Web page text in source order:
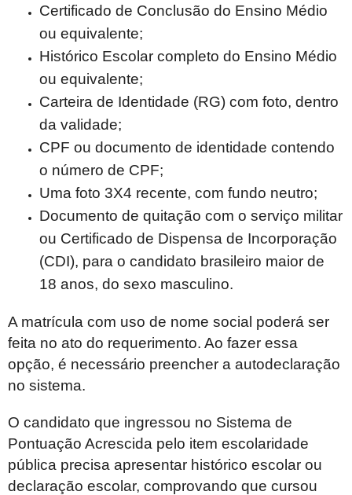
Certificado de Conclusão do Ensino Médio
ou equivalente;
Histórico Escolar completo do Ensino Médio
ou equivalente;
Carteira de Identidade (RG) com foto, dentro
da validade;
CPF ou documento de identidade contendo
o número de CPF;
Uma foto 3X4 recente, com fundo neutro;
Documento de quitação com o serviço militar
ou Certificado de Dispensa de Incorporação
(CDI), para o candidato brasileiro maior de
18 anos, do sexo masculino.
A matrícula com uso de nome social poderá ser
feita no ato do requerimento. Ao fazer essa
opção, é necessário preencher a autodeclaração
no sistema.
O candidato que ingressou no Sistema de
Pontuação Acrescida pelo item escolaridade
pública precisa apresentar histórico escolar ou
declaração escolar, comprovando que cursou